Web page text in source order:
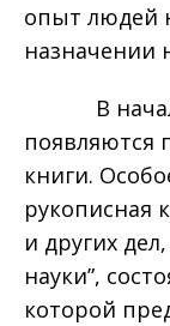
опыт людей
назначении
В начале
появляются
книги.
рукописная
и других
науки”,
которой